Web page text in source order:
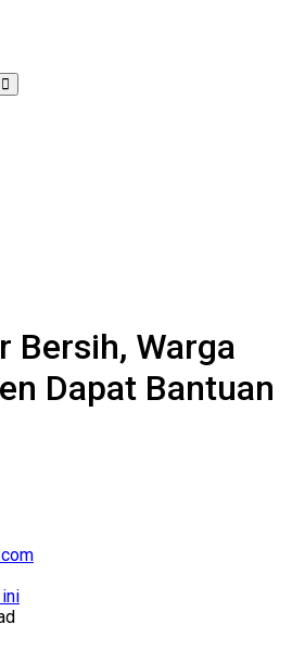
Bersih, Warga
Dapat Bantuan